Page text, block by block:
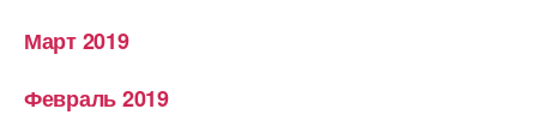
Март 2019
Февраль 2019